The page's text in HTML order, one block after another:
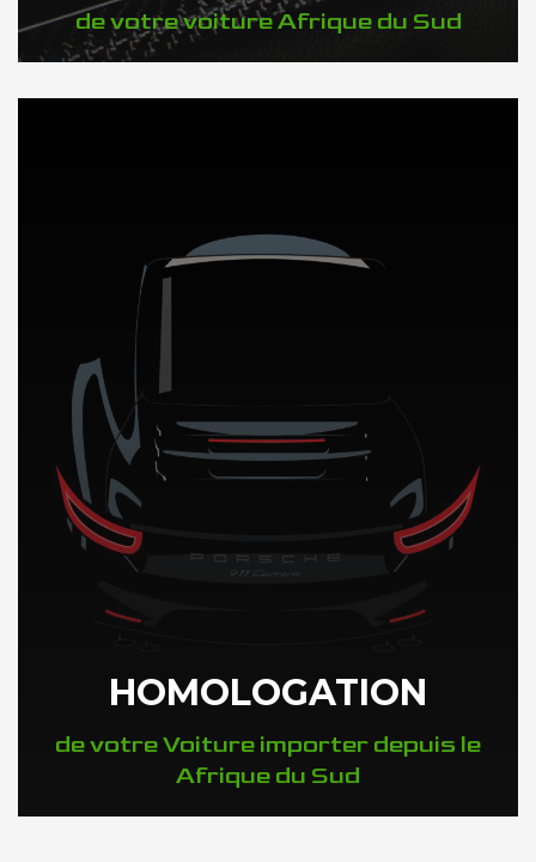
de votre voiture Afrique du Sud
DÉCOUVREZ NOTRE IMPORTATION AUTO en Afrique du Sud
HOMOLOGATION
de votre Voiture importer depuis le
Afrique du Sud